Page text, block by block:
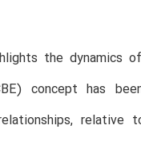
the dynamics
concept has
relative